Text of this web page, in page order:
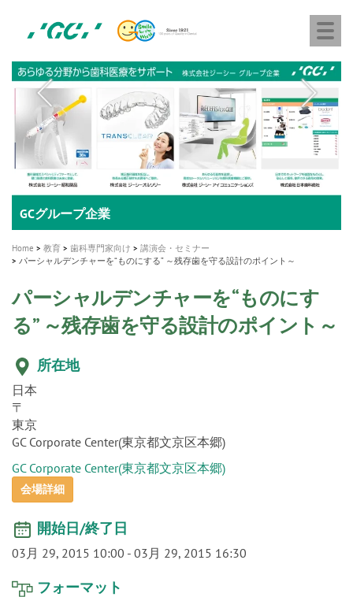
content
社
ジ
ー
シ
ー
M
A healthy smile greatly contributes to your quality of life
新発売 エバーエックス フロー
「セラスマート テクノロジーブック」公開
「イニシャル LiSi（リジ）ブロック テクノロジーブッ
ク」公開
歯を内部まで白くする
新製品 イオム ナゴミ for DH
専用サイトはこちら
新製品バキュクレーブ 118 / 318 Prime
製品の詳細情報はこちら
インプラント Aadva®
GCグループ企業
Home 教育 歯科専門家向け
講演会・セミナー
パーシャルデンチャーを“ものにする” ～残存歯を守る設計のポイント～
パーシャルデンチャーを“ものにす
る” ～残存歯を守る設計のポイント～
所在地
日本
〒
東京
GC Corporate Center(東京都文京区本郷)
GC Corporate Center(東京都文京区本郷)
会場詳細
開始日/終了日
03月 29, 2015 10:00 - 03月 29, 2015 16:30
フォーマット